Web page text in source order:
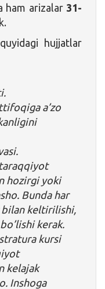
ham arizalar 31-
hujjatlar
a’zo
hozirgi yoki
Bunda har
keltirilishi,
kerak.
kursi
kelajak
Inshoga